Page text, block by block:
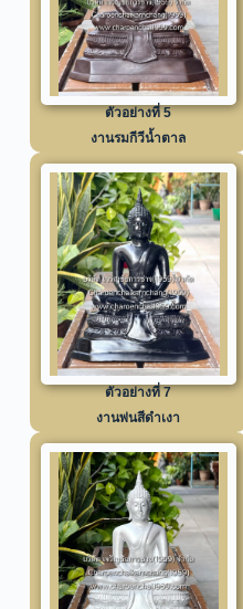
ตัวอย่างที่ 5
งานรมกีวีน้ำตาล
ตัวอย่างที่ 7
งานพ่นสีดำเงา